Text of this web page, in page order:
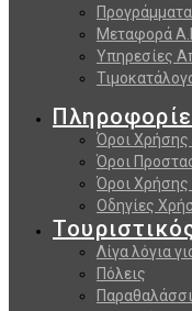
Μεταφορά
Υπηρεσίες
Όροι Χρήσης
Όροι
Όροι
Οδηγίες
Λίγα λόγια
Πόλεις